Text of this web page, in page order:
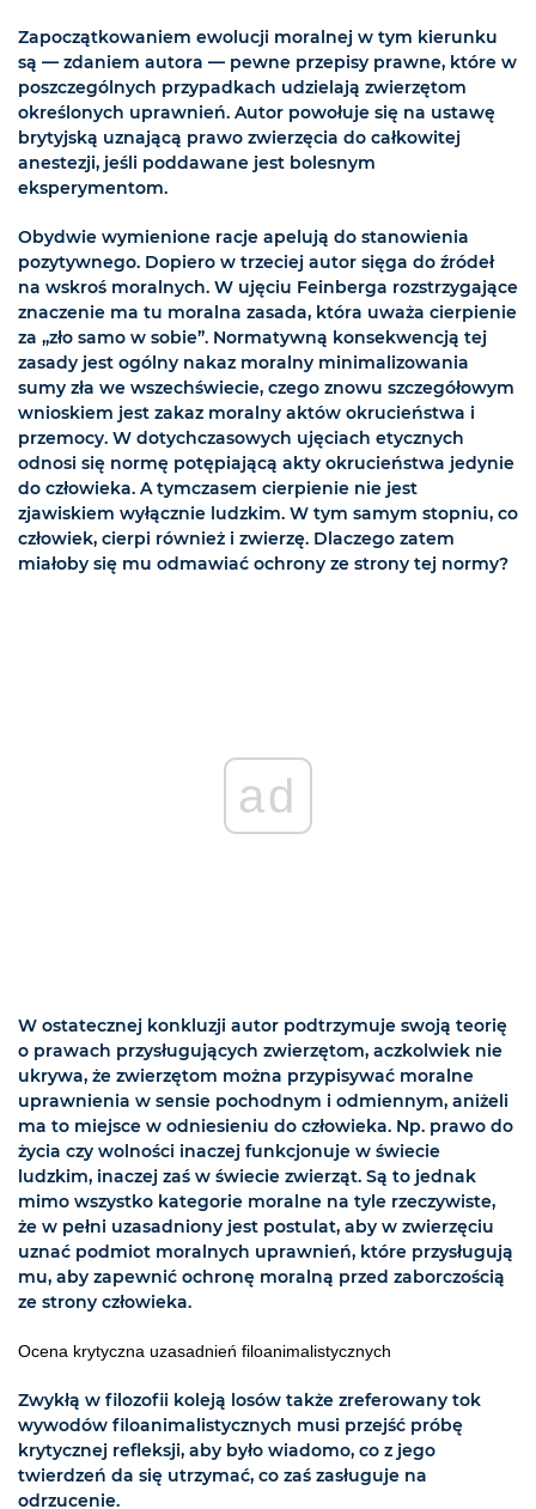
Zapoczątkowaniem ewolucji moralnej w tym kierunku
są — zdaniem autora — pewne przepisy prawne, które w
poszczególnych przypadkach udzielają zwierzętom
określonych uprawnień. Autor powołuje się na ustawę
brytyjską uznającą prawo zwierzęcia do całkowitej
anestezji, jeśli poddawane jest bolesnym
eksperymentom.
Obydwie wymienione racje apelują do stanowienia
pozytywnego. Dopiero w trzeciej autor sięga do źródeł
na wskroś moralnych. W ujęciu Feinberga rozstrzygające
znaczenie ma tu moralna zasada, która uważa cierpienie
za „zło samo w sobie”. Normatywną konsekwencją tej
zasady jest ogólny nakaz moralny minimalizowania
sumy zła we wszechświecie, czego znowu szczegółowym
wnioskiem jest zakaz moralny aktów okrucieństwa i
przemocy. W dotychczasowych ujęciach etycznych
odnosi się normę potępiającą akty okrucieństwa jedynie
do człowieka. A tymczasem cierpienie nie jest
zjawiskiem wyłącznie ludzkim. W tym samym stopniu, co
człowiek, cierpi również i zwierzę. Dlaczego zatem
miałoby się mu odmawiać ochrony ze strony tej normy?
ad
W ostatecznej konkluzji autor podtrzymuje swoją teorię
o prawach przysługujących zwierzętom, aczkolwiek nie
ukrywa, że zwierzętom można przypisywać moralne
uprawnienia w sensie pochodnym i odmiennym, aniżeli
ma to miejsce w odniesieniu do człowieka. Np. prawo do
życia czy wolności inaczej funkcjonuje w świecie
ludzkim, inaczej zaś w świecie zwierząt. Są to jednak
mimo wszystko kategorie moralne na tyle rzeczywiste,
że w pełni uzasadniony jest postulat, aby w zwierzęciu
uznać podmiot moralnych uprawnień, które przysługują
mu, aby zapewnić ochronę moralną przed zaborczością
ze strony człowieka.
Ocena krytyczna uzasadnień filoanimalistycznych
Zwykłą w filozofii koleją losów także zreferowany tok
wywodów filoanimalistycznych musi przejść próbę
krytycznej refleksji, aby było wiadomo, co z jego
twierdzeń da się utrzymać, co zaś zasługuje na
odrzucenie.